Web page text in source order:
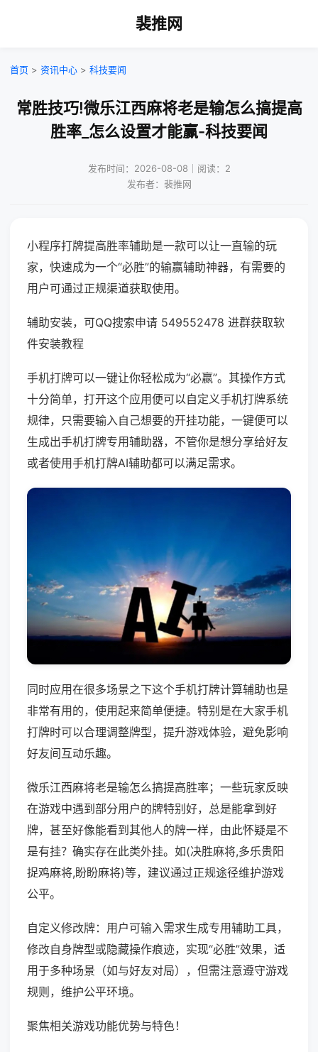
裴推网
首页 > 资讯中心 > 科技要闻
常胜技巧!微乐江西麻将老是输怎么搞提高
胜率_怎么设置才能赢-科技要闻
发布时间：2026-08-08｜阅读：2
发布者：裴推网
小程序打牌提高胜率辅助是一款可以让一直输的玩
家，快速成为一个“必胜”的输赢辅助神器，有需要的
用户可通过正规渠道获取使用。
辅助安装，可QQ搜索申请 549552478 进群获取软
件安装教程
手机打牌可以一键让你轻松成为“必赢”。其操作方式
十分简单，打开这个应用便可以自定义手机打牌系统
规律，只需要输入自己想要的开挂功能，一键便可以
生成出手机打牌专用辅助器，不管你是想分享给好友
或者使用手机打牌AI辅助都可以满足需求。
同时应用在很多场景之下这个手机打牌计算辅助也是
非常有用的，使用起来简单便捷。特别是在大家手机
打牌时可以合理调整牌型，提升游戏体验，避免影响
好友间互动乐趣。
微乐江西麻将老是输怎么搞提高胜率；一些玩家反映
在游戏中遇到部分用户的牌特别好，总是能拿到好
牌，甚至好像能看到其他人的牌一样，由此怀疑是不
是有挂？确实存在此类外挂。如(决胜麻将,多乐贵阳
捉鸡麻将,盼盼麻将)等，建议通过正规途径维护游戏
公平。
自定义修改牌：用户可输入需求生成专用辅助工具，
修改自身牌型或隐藏操作痕迹，实现“必胜”效果，适
用于多种场景（如与好友对局），但需注意遵守游戏
规则，维护公平环境。
聚焦相关游戏功能优势与特色！